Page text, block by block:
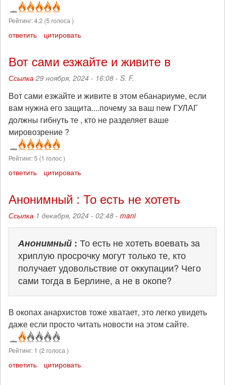
Рейтинг:4.2 (5 голоса )
ответить цитировать
Вот сами езжайте и живите в
Ссылка 29 ноября, 2024 - 16:08 - S. F.
Вот сами езжайте и живите в этом ебанариуме, если
вам нужна его защита....почему за ваш new ГУЛАГ
должны гибнуть те , кто не разделяет ваше
мировозрение ?
Рейтинг:5 (1 голос )
ответить цитировать
Анонимный : То есть не хотеть
Ссылка 1 декабря, 2024 - 02:48 - mani
Анонимный: То есть не хотеть воевать за
хриплую просрочку могут только те, кто
получает удовольствие от оккупации? Чего
сами тогда в Берлине, а не в окопе?
В окопах анархистов тоже хватает, это легко увидеть
даже если просто читать новости на этом сайте.
Рейтинг: 1 (2 голоса )
ответить цитировать